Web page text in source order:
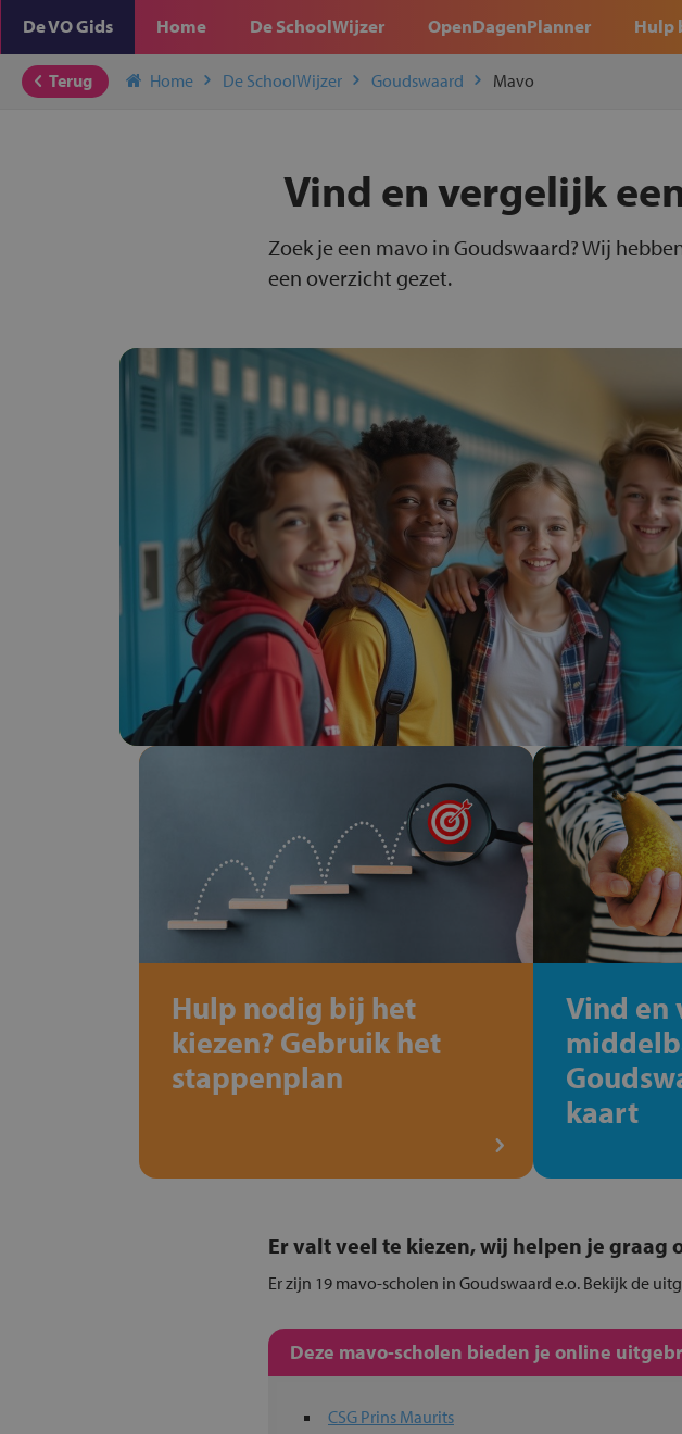
De VO Gids Home De SchoolWijzer OpenDagenPlanner Hulp
Terug Home De SchoolWijzer Goudswaard Mavo
Vind en vergelijk
Zoek je een mavo in Goudswaard? Wij
een overzicht gezet.
Hulp nodig bij het
kiezen? Gebruik het
stappenplan
Vind en
kaart
Er valt veel te kiezen, wij helpen je graag
Er zijn 19 mavo-scholen in Goudswaard e.o. Bekijk de
Deze mavo-scholen bieden je online
CSG Prins Maurits